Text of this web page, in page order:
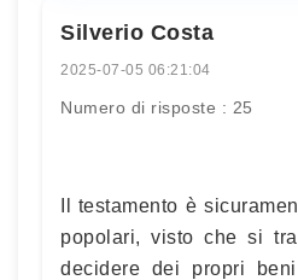
Silverio Costa
2025-07-05 06:21:04
Numero di risposte : 25
Il testamento è
popolari, visto che si
decidere dei propri